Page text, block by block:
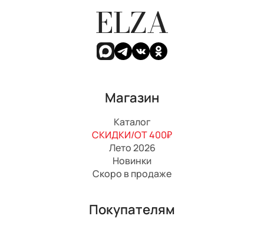
ELZA
Магазин
Каталог
СКИДКИ/ОТ 400₽
Лето 2026
Новинки
Скоро в продаже
Покупателям